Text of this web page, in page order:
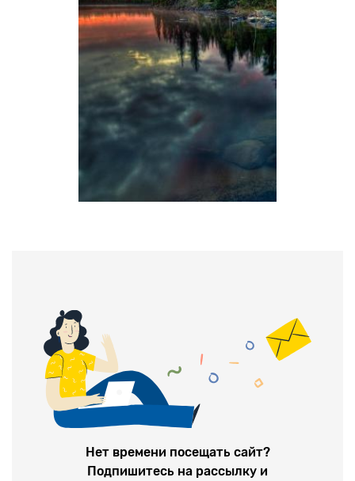
Нет времени посещать сайт?
Подпишитесь на рассылку и